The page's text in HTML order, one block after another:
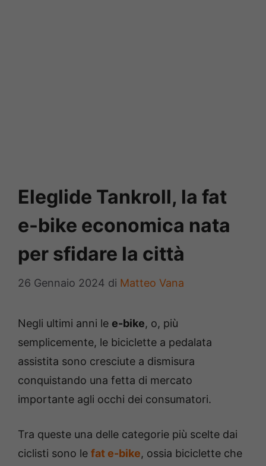
Eleglide Tankroll, la fat
e-bike economica nata
per sfidare la città
26 Gennaio 2024 di Matteo Vana
Negli ultimi anni le e-bike, o, più
semplicemente, le biciclette a pedalata
assistita sono cresciute a dismisura
conquistando una fetta di mercato
importante agli occhi dei consumatori.
Tra queste una delle categorie più scelte dai
ciclisti sono le fat e-bike, ossia biciclette che